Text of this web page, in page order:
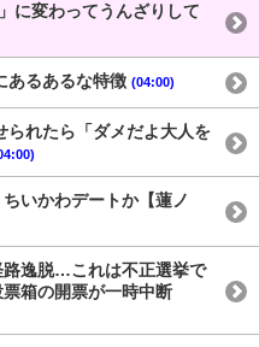
に変わってうんざりして
あるあるな特徴 (04:00)
られたら「ダメだよ大人を
いかわデートか【蓮ノ
路逸脱…これは不正選挙で
箱の開票が一時中断